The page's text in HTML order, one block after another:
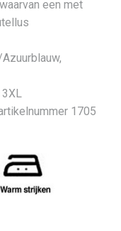
een met
3XL
1705